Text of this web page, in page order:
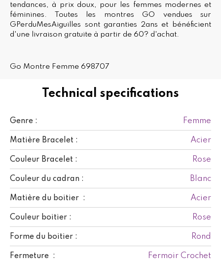
Technical specifications
Genre : Femme
Matière Bracelet : Acier
Couleur Bracelet : Rose
Couleur du cadran : Blanc
Matière du boitier : Acier
Couleur boitier : Rose
Forme du boitier : Rond
Fermeture : Fermoir Crochet
tendances, à prix doux, pour les femmes modernes et
féminines. Toutes les montres GO vendues sur
GPerduMesAiguilles sont garanties 2ans et bénéficient
d'une livraison gratuite à partir de 60? d'achat.
Go Montre Femme 698707